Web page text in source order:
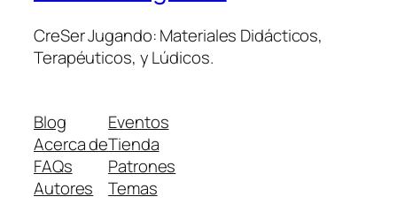
CreSer Jugando: Materiales Didácticos,
Terapéuticos, y Lúdicos.
Blog
Acerca de
FAQs
Autores
Eventos
Tienda
Patrones
Temas